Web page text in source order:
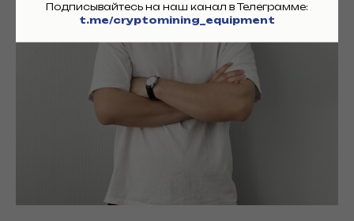
Подписывайтесь на наш канал в Телеграмме:
t.me/cryptomining_equipment